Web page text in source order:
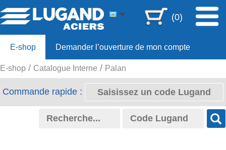
(0)
E-shop Demander l’ouverture de mon compte
Offre 80ans
E-shop Catalogue Interne Palan
Commande rapide :